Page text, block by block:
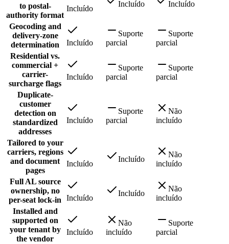
to postal-
authority format
Incluído
Incluído Incluído
Geocoding and
delivery-zone
determination
Incluído
Suporte
parcial
Suporte
parcial
Residential vs.
commercial +
carrier-
surcharge flags
Incluído
Suporte
parcial
Suporte
parcial
Duplicate-
customer
detection on
standardized
addresses
Incluído
Suporte
parcial
Não
incluído
Tailored to your
carriers, regions
and document
pages
Incluído
Incluído
Não
incluído
Full AL source
ownership, no
per-seat lock-in Incluído
Incluído
Não
incluído
Installed and
supported on
your tenant by
the vendor
Incluído
Não
incluído
Suporte
parcial